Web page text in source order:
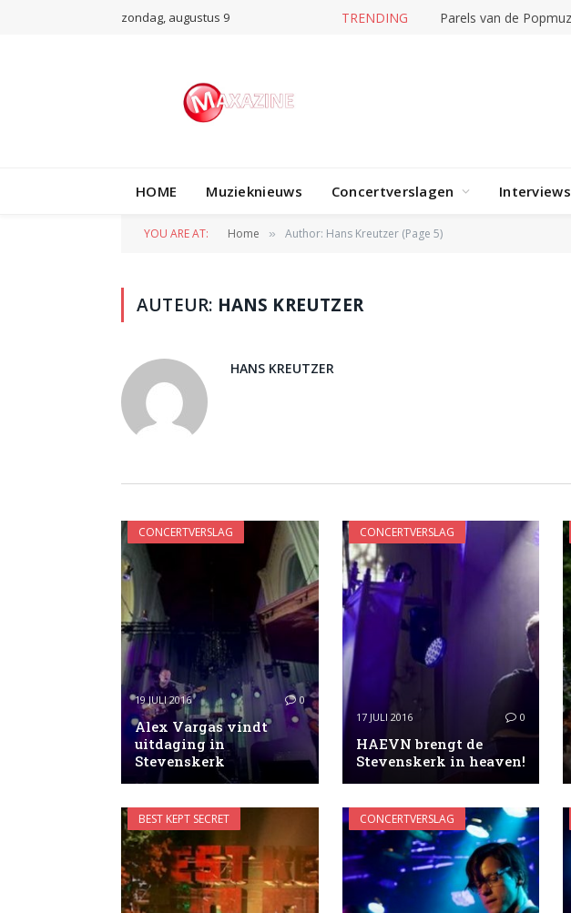
zondag, augustus 9 TRENDING
HOME Muzieknieuws Concertverslagen Interviews
YOU ARE AT: Home » Author: Hans Kreutzer (Page 5)
AUTEUR: HANS KREUTZER
HANS KREUTZER
CONCERTVERSLAG
19 JULI 2016 0
Alex Vargas vindt
uitdaging in
Stevenskerk
CONCERTVERSLAG
17 JULI 2016 0
HAEVN brengt de
Stevenskerk in heaven!
BEST KEPT SECRET CONCERTVERSLAG